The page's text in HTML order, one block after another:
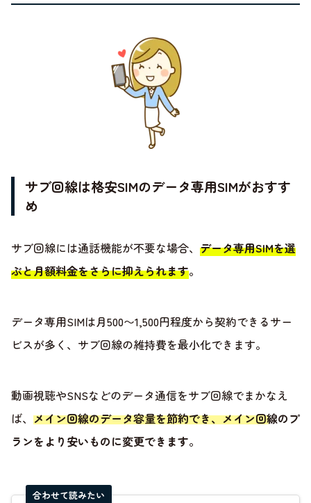
サブ回線は格安SIMのデータ専用SIMがおすす
め
サブ回線には通話機能が不要な場合、 データ専用SIMを選
ぶと月額料金をさらに抑えられます。
データ専用SIMは月500〜1,500円程度から契約できるサー
ビスが多く、サブ回線の維持費を最小化できます。
動画視聴やSNSなどのデータ通信をサブ回線でまかなえ
ば、 メイン回線のデータ容量を節約でき、メイン回線のプ
ランをより安いものに変更できます。
合わせて読みたい